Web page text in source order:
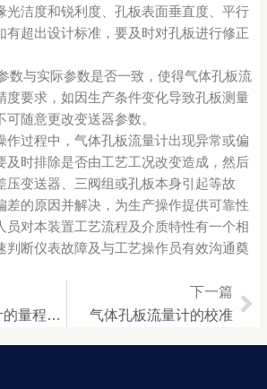
光洁度和锐利度、孔板表面垂直度、平行
有超出设计标准，要及时对孔板进行修正
数与实际参数是否一致，使得气体孔板流
度要求，如因生产条件变化导致孔板测量
随意更改变送器参数。
作过程中，气体孔板流量计出现异常或偏
及时排除是否由工艺工况改变造成，然后
压变送器、三阀组或孔板本身引起等故
差的原因并解决，为生产操作提供可靠性
员对本装置工艺流程及介质特性有一个相
判断仪表故障及与工艺操作员有效沟通奠
dn50孔板流量计的量程比如何确定
下一篇
气体孔板流量计的校准